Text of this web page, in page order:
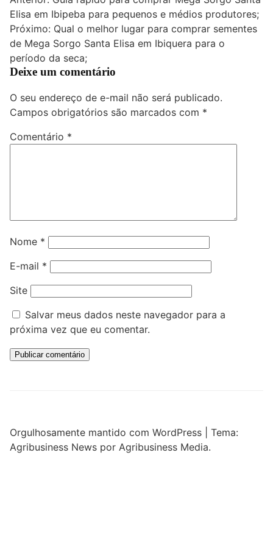
de
Post
Elisa em Ibipeba para pequenos e médios produtores;
Próximo: Qual o melhor lugar para comprar sementes
de Mega Sorgo Santa Elisa em Ibiquera para o
período da seca;
Deixe um comentário
O seu endereço de e-mail não será publicado.
Campos obrigatórios são marcados com *
Comentário *
Nome *
E-mail *
Site
Salvar meus dados neste navegador para a
próxima vez que eu comentar.
Orgulhosamente mantido com WordPress
Tema:
Agribusiness News por Agribusiness Media.